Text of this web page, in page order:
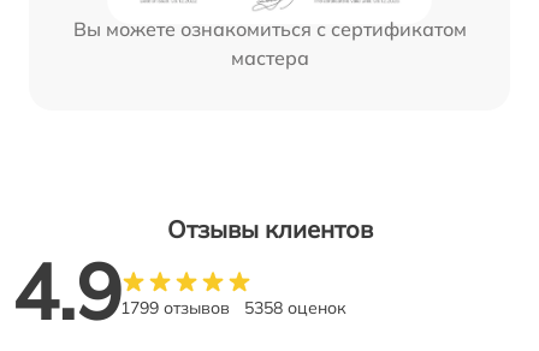
Вы можете ознакомиться с сертификатом
мастера
Отзывы клиентов
4.91799 отзывов 5358 оценок